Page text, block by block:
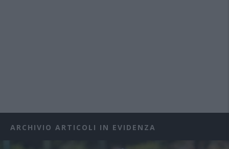
ARCHIVIO ARTICOLI IN EVIDENZA